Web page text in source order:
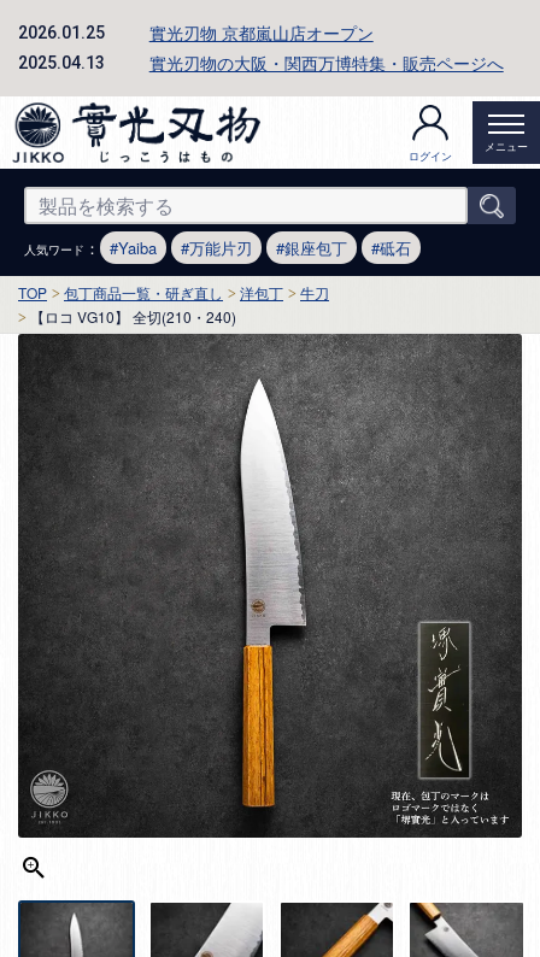
2026.01.25 實光刃物 京都嵐山店オープン
2025.04.13 實光刃物の大阪・関西万博特集・販売ページへ
ログイン
メニュー
人気ワード ： Yaiba 万能片刃 銀座包丁 砥石
TOP 包丁商品一覧・研ぎ直し 洋包丁
牛刀
【ロコ VG10】 全切(210・240)